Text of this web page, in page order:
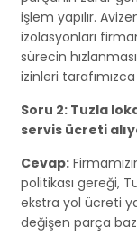
işlem yapılır.
izolasyonları
sürecin
izinleri
Soru 2: Tuzla
servis ücreti
Cevap:
politikası gereği,
ekstra yol ücreti
değişen parça